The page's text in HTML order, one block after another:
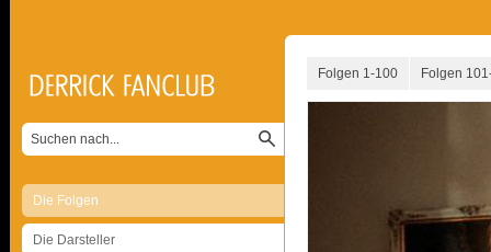
Die Folgen
Die Darsteller
Folgen 1-100 Folgen